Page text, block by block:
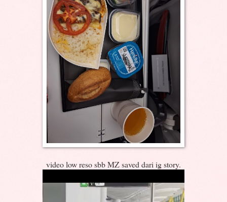
video low reso sbb MZ saved dari ig story.